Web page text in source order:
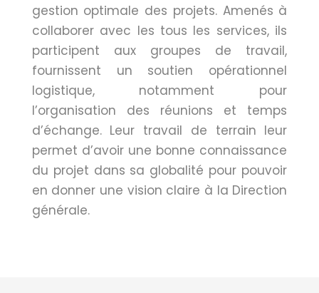
gestion optimale des projets. Amenés à
collaborer avec les tous les services, ils
participent aux groupes de travail,
fournissent un soutien opérationnel
logistique, notamment pour
l’organisation des réunions et temps
d’échange. Leur travail de terrain leur
permet d’avoir une bonne connaissance
du projet dans sa globalité pour pouvoir
en donner une vision claire à la Direction
générale.